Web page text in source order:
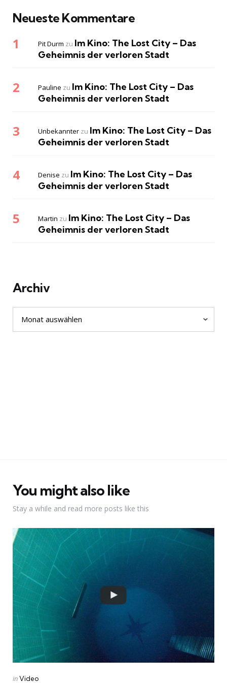
Neueste Kommentare
Pit Durm zu Im Kino: The Lost City – Das
Geheimnis der verloren Stadt
Pauline zu Im Kino: The Lost City – Das
Geheimnis der verloren Stadt
Unbekannter zu Im Kino: The Lost City – Das
Geheimnis der verloren Stadt
Denise zu Im Kino: The Lost City – Das
Geheimnis der verloren Stadt
Martin zu Im Kino: The Lost City – Das
Geheimnis der verloren Stadt
Archiv
Archiv
You might also like
Stay a while and read more posts like this
Categories
Posted
inVideo